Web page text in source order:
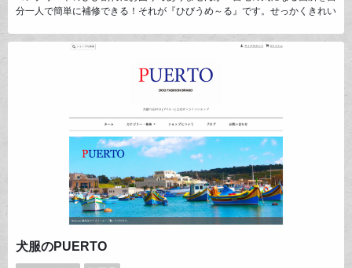
分一人で簡単に補修できる！それが『ひびうめ～る』です。せっかくきれい
ってしまいます。『ひびうめ～る』はひびの幅が0.3ｍｍあれば自分の力で
ばコンクリートの約２倍強度になります！是非１度お試しを！
犬服のPUERTO